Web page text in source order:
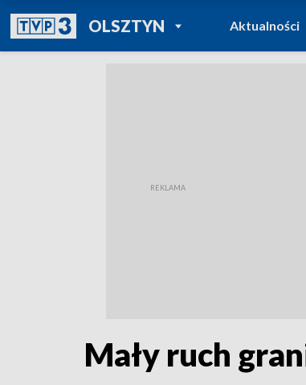
OLSZTYNPOWRÓT DO
TVP REGIONY
Aktualności
Mały ruch